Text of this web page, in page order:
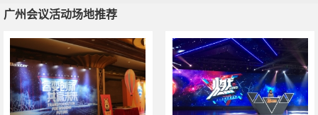
广州会议活动场地推荐
广州会议活动场地推荐
广州周年庆策划 客户答谢会策划 广州运动会策划
广州政府活动
策划